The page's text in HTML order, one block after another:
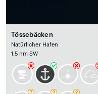
Tössebäcken
Natürlicher Hafen
1.5 nm SW